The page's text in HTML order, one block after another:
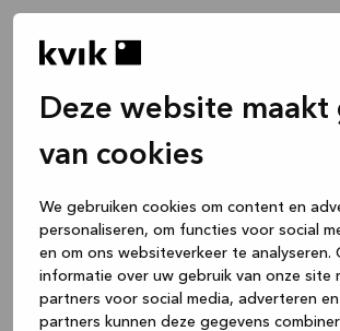
Deze website
van cookies
We gebruiken cookies om content en
personaliseren, om functies voor social
en om ons websiteverkeer te analyseren.
informatie over uw gebruik van onze site
partners voor social media, adverteren en
partners kunnen deze gegevens